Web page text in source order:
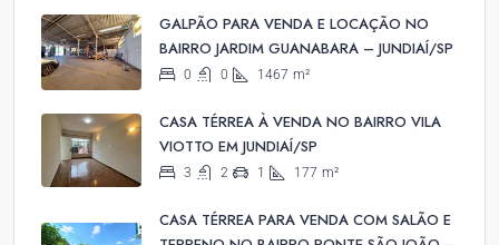
GALPÃO PARA VENDA E LOCAÇÃO NO
BAIRRO JARDIM GUANABARA – JUNDIAÍ/SP
0 0 1467 m²
CASA TÉRREA À VENDA NO BAIRRO VILA
VIOTTO EM JUNDIAÍ/SP
3 2 1 177 m²
CASA TÉRREA PARA VENDA COM SALÃO E